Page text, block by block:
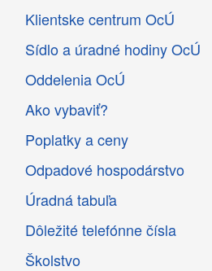
Klientske centrum OcÚ
Sídlo a úradné hodiny OcÚ
Oddelenia OcÚ
Ako vybaviť?
Poplatky a ceny
Odpadové hospodárstvo
Úradná tabuľa
Dôležité telefónne čísla
Školstvo